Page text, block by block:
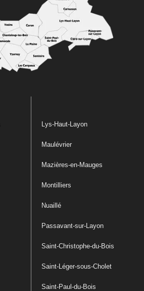
Lys-Haut-Layon
Maulévrier
Mazières-en-Mauges
Montilliers
Nuaillé
Passavant-sur-Layon
Saint-Christophe-du-Bois
Saint-Léger-sous-Cholet
Saint-Paul-du-Bois